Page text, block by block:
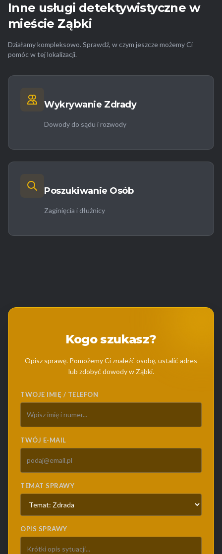
Inne usługi detektywistyczne w
mieście Ząbki
Działamy kompleksowo. Sprawdź, w czym jeszcze możemy Ci
pomóc w tej lokalizacji.
Wykrywanie Zdrady
Dowody do sądu i rozwody
Poszukiwanie Osób
Zaginięcia i dłużnicy
Kogo szukasz?
Opisz sprawę. Pomożemy Ci znaleźć osobę, ustalić adres
lub zdobyć dowody w Ząbki.
TWOJE IMIĘ / TELEFON
TWÓJ E-MAIL
TEMAT SPRAWY
OPIS SPRAWY